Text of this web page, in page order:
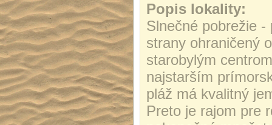
Popis lokality:
Slnečné pobrežie
strany ohraničený
starobylým
najstarším
pláž má kvalitný
Preto je rajom pre